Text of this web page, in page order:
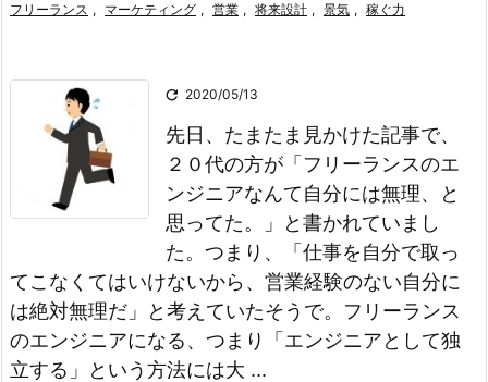
フリーランス , マーケティング , 営業 , 将来設計 , 景気 , 稼ぐ力
 2020/05/13
先日、たまたま見かけた記事で、
２０代の方が 「フリーランスのエ
ンジニアなんて自分には無理、と
思ってた。」
と書かれていまし
た。 つまり、
「仕事を自分で取っ
てこなくてはいけないから、営業経験のない自分に
は絶対無理だ」
と考えていたそうで。 フリーランス
のエンジニアになる、つまり「エンジニアとして独
立する」という方法には大 ...